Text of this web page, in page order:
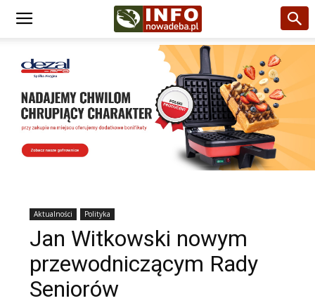
Aktualności Polityka
Jan Witkowski nowym
przewodniczącym Rady
Seniorów